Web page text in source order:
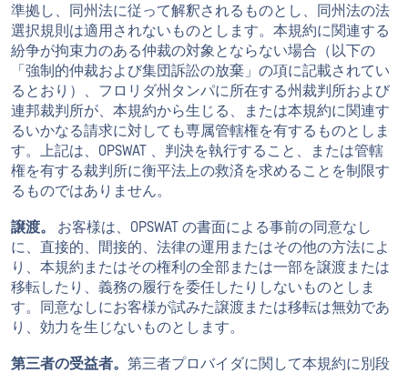
準拠し、同州法に従って解釈されるものとし、同州法の法
選択規則は適用されないものとします。本規約に関連する
紛争が拘束力のある仲裁の対象とならない場合（以下の
「強制的仲裁および集団訴訟の放棄」の項に記載されてい
るとおり）、フロリダ州タンパに所在する州裁判所および
連邦裁判所が、本規約から生じる、または本規約に関連す
るいかなる請求に対しても専属管轄権を有するものとしま
す。上記は、OPSWAT 、判決を執行すること、または管轄
権を有する裁判所に衡平法上の救済を求めることを制限す
るものではありません。
譲渡。 お客様は、OPSWAT の書面による事前の同意なし
に、直接的、間接的、法律の運用またはその他の方法によ
り、本規約またはその権利の全部または一部を譲渡または
移転したり、義務の履行を委任したりしないものとしま
す。同意なしにお客様が試みた譲渡または移転は無効であ
り、効力を生じないものとします。
第三者の受益者。 第三者プロバイダに関して本規約に別段